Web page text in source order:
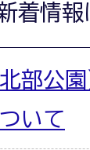
着情
北部公
いて